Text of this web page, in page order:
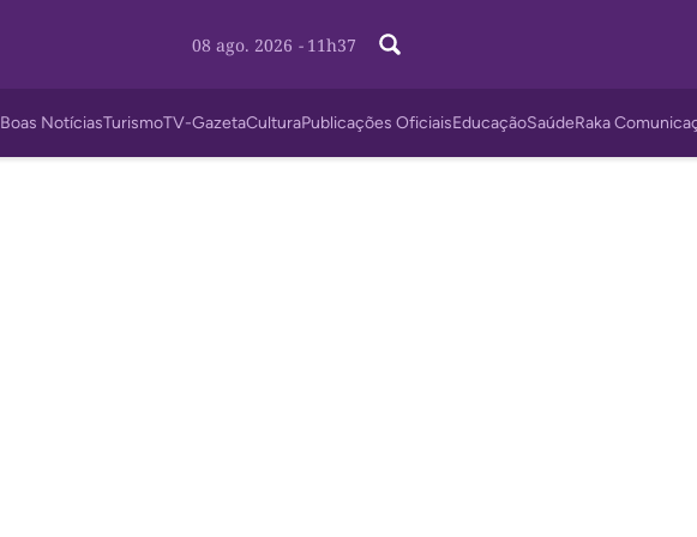
08 ago. 2026 - 11h37
Boas NotíciasTurismoTV-GazetaCulturaPublicações OficiaisEducaçãoSaúdeRaka